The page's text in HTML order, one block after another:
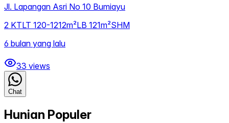
Jl. Lapangan Asri No 10 Bumiayu
2 KTLT 120-1212m²LB 121m²SHM
6 bulan yang lalu
33 views
Chat
Hunian Populer